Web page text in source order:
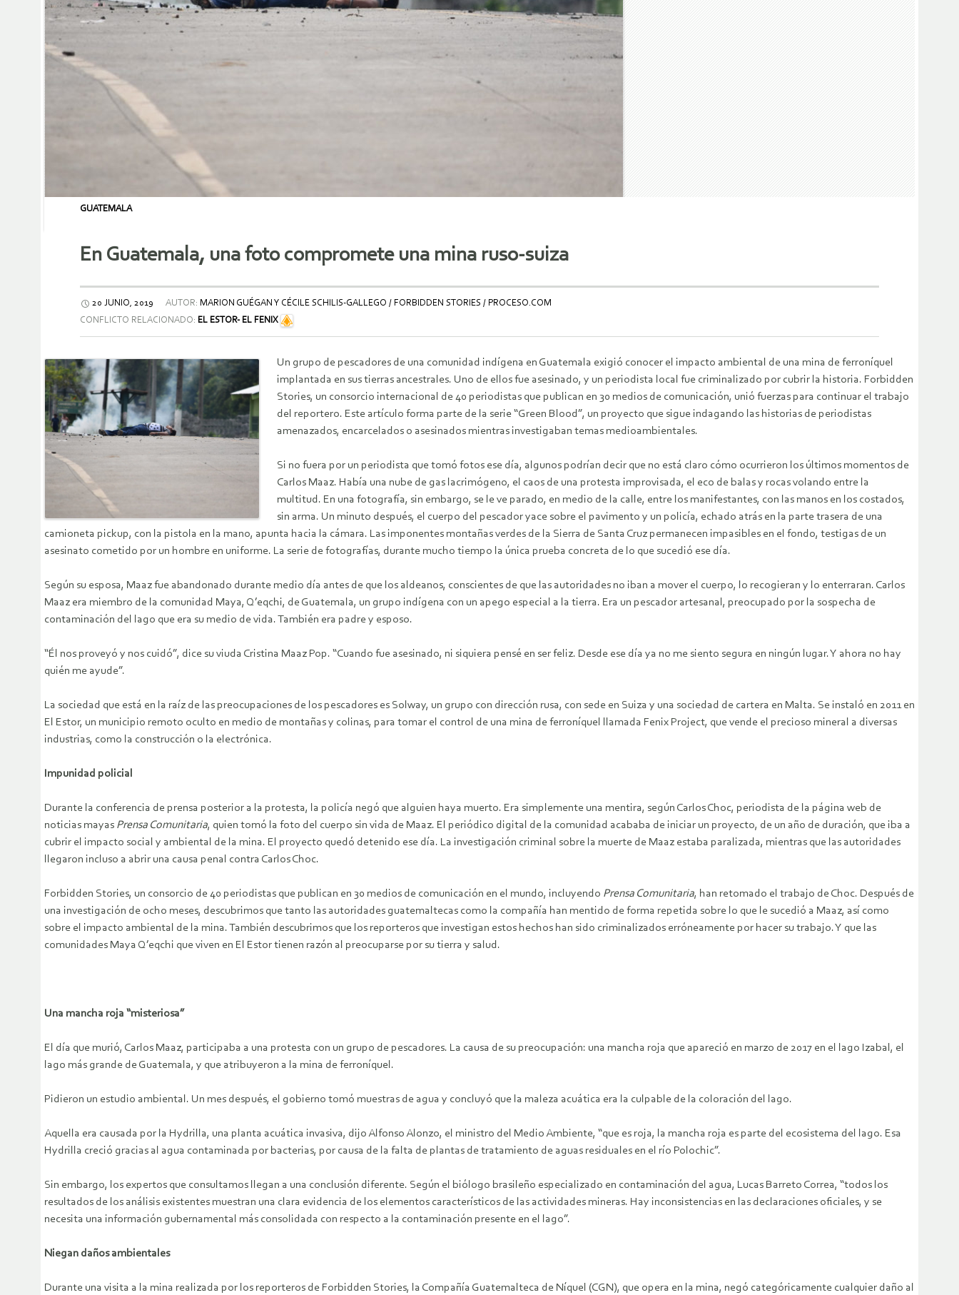
GUATEMALA
En Guatemala, una foto compromete una mina ruso-suiza
20 JUNIO, 2019 AUTOR: MARION GUÉGAN Y CÉCILE SCHILIS-GALLEGO / FORBIDDEN STORIES / PROCESO.COM
CONFLICTO RELACIONADO: EL ESTOR- EL FENIX
Un grupo de pescadores de una comunidad indígena en Guatemala exigió conocer el impacto ambiental de una mina de ferroníquel
implantada en sus tierras ancestrales. Uno de ellos fue asesinado, y un periodista local fue criminalizado por cubrir la historia. Forbidden
Stories, un consorcio internacional de 40 periodistas que publican en 30 medios de comunicación, unió fuerzas para continuar el trabajo
del reportero. Este artículo forma parte de la serie “Green Blood”, un proyecto que sigue indagando las historias de periodistas
amenazados, encarcelados o asesinados mientras investigaban temas medioambientales.
Si no fuera por un periodista que tomó fotos ese día, algunos podrían decir que no está claro cómo ocurrieron los últimos momentos de
Carlos Maaz. Había una nube de gas lacrimógeno, el caos de una protesta improvisada, el eco de balas y rocas volando entre la
multitud. En una fotografía, sin embargo, se le ve parado, en medio de la calle, entre los manifestantes, con las manos en los costados,
sin arma. Un minuto después, el cuerpo del pescador yace sobre el pavimento y un policía, echado atrás en la parte trasera de una
camioneta pickup, con la pistola en la mano, apunta hacia la cámara. Las imponentes montañas verdes de la Sierra de Santa Cruz permanecen impasibles en el fondo, testigas de un
asesinato cometido por un hombre en uniforme. La serie de fotografías, durante mucho tiempo la única prueba concreta de lo que sucedió ese día.
Según su esposa, Maaz fue abandonado durante medio día antes de que los aldeanos, conscientes de que las autoridades no iban a mover el cuerpo, lo recogieran y lo enterraran. Carlos
Maaz era miembro de la comunidad Maya, Q’eqchi, de Guatemala, un grupo indígena con un apego especial a la tierra. Era un pescador artesanal, preocupado por la sospecha de
contaminación del lago que era su medio de vida. También era padre y esposo.
“Él nos proveyó y nos cuidó”, dice su viuda Cristina Maaz Pop. “Cuando fue asesinado, ni siquiera pensé en ser feliz. Desde ese día ya no me siento segura en ningún lugar. Y ahora no hay
quién me ayude”.
La sociedad que está en la raíz de las preocupaciones de los pescadores es Solway, un grupo con dirección rusa, con sede en Suiza y una sociedad de cartera en Malta. Se instaló en 2011 en
El Estor, un municipio remoto oculto en medio de montañas y colinas, para tomar el control de una mina de ferroníquel llamada Fenix Project, que vende el precioso mineral a diversas
industrias, como la construcción o la electrónica.
Impunidad policial
Durante la conferencia de prensa posterior a la protesta, la policía negó que alguien haya muerto. Era simplemente una mentira, según Carlos Choc, periodista de la página web de
noticias mayas Prensa Comunitaria, quien tomó la foto del cuerpo sin vida de Maaz. El periódico digital de la comunidad acababa de iniciar un proyecto, de un año de duración, que iba a
cubrir el impacto social y ambiental de la mina. El proyecto quedó detenido ese día. La investigación criminal sobre la muerte de Maaz estaba paralizada, mientras que las autoridades
llegaron incluso a abrir una causa penal contra Carlos Choc.
Forbidden Stories, un consorcio de 40 periodistas que publican en 30 medios de comunicación en el mundo, incluyendo Prensa Comunitaria, han retomado el trabajo de Choc. Después de
una investigación de ocho meses, descubrimos que tanto las autoridades guatemaltecas como la compañía han mentido de forma repetida sobre lo que le sucedió a Maaz, así como
sobre el impacto ambiental de la mina. También descubrimos que los reporteros que investigan estos hechos han sido criminalizados erróneamente por hacer su trabajo. Y que las
comunidades Maya Q’eqchi que viven en El Estor tienen razón al preocuparse por su tierra y salud.
Una mancha roja “misteriosa”
El día que murió, Carlos Maaz, participaba a una protesta con un grupo de pescadores. La causa de su preocupación: una mancha roja que apareció en marzo de 2017 en el lago Izabal, el
lago más grande de Guatemala, y que atribuyeron a la mina de ferroníquel.
Pidieron un estudio ambiental. Un mes después, el gobierno tomó muestras de agua y concluyó que la maleza acuática era la culpable de la coloración del lago.
Aquella era causada por la Hydrilla, una planta acuática invasiva, dijo Alfonso Alonzo, el ministro del Medio Ambiente, “que es roja, la mancha roja es parte del ecosistema del lago. Esa
Hydrilla creció gracias al agua contaminada por bacterias, por causa de la falta de plantas de tratamiento de aguas residuales en el río Polochic”.
Sin embargo, los expertos que consultamos llegan a una conclusión diferente. Según el biólogo brasileño especializado en contaminación del agua, Lucas Barreto Correa, “todos los
resultados de los análisis existentes muestran una clara evidencia de los elementos característicos de las actividades mineras. Hay inconsistencias en las declaraciones oficiales, y se
necesita una información gubernamental más consolidada con respecto a la contaminación presente en el lago”.
Niegan daños ambientales
Durante una visita a la mina realizada por los reporteros de Forbidden Stories, la Compañía Guatemalteca de Níquel (CGN), que opera en la mina, negó categóricamente cualquier daño al